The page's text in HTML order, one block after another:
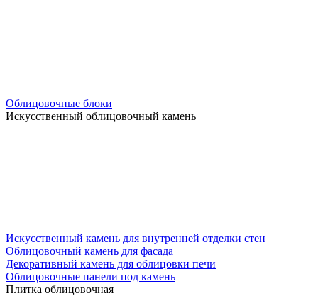
Облицовочные блоки
Искусственный облицовочный камень
Искусственный камень для внутренней отделки стен
Облицовочный камень для фасада
Декоративный камень для облицовки печи
Облицовочные панели под камень
Плитка облицовочная